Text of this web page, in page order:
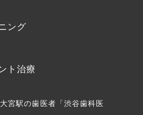
ング
ト治療
宮駅の歯医者「渋谷歯科医